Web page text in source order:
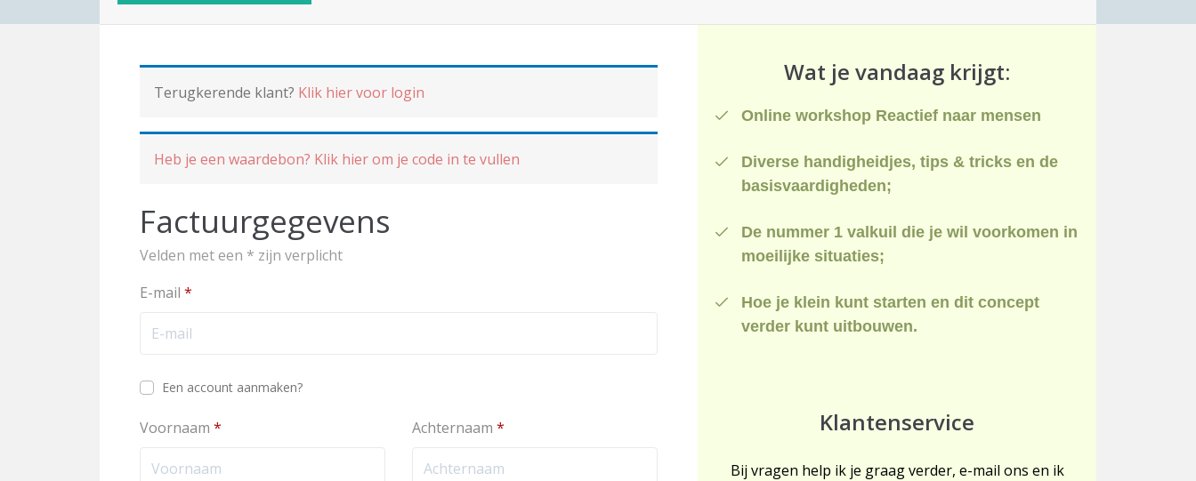
Terugkerende klant? Klik hier voor login
Heb je een waardebon? Klik hier om je code in te vullen
Factuurgegevens
Velden met een * zijn verplicht
E-mail *
Een account aanmaken?
Voornaam * Achternaam *
Wat je vandaag krijgt:
Online workshop Reactief naar mensen
Diverse handigheidjes, tips & tricks en de
basisvaardigheden;
De nummer 1 valkuil die je wil voorkomen in
moeilijke situaties;
Hoe je klein kunt starten en dit concept
verder kunt uitbouwen.
Klantenservice
Bij vragen help ik je graag verder, e-mail ons en ik